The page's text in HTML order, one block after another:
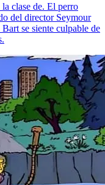
clase de. El perro
del director Seymour
se siente culpable de